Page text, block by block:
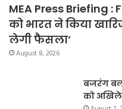
MEA Press Briefing :
को भारत ने किया
लेगी फैसला’
August 8, 2026
बजरंग
को